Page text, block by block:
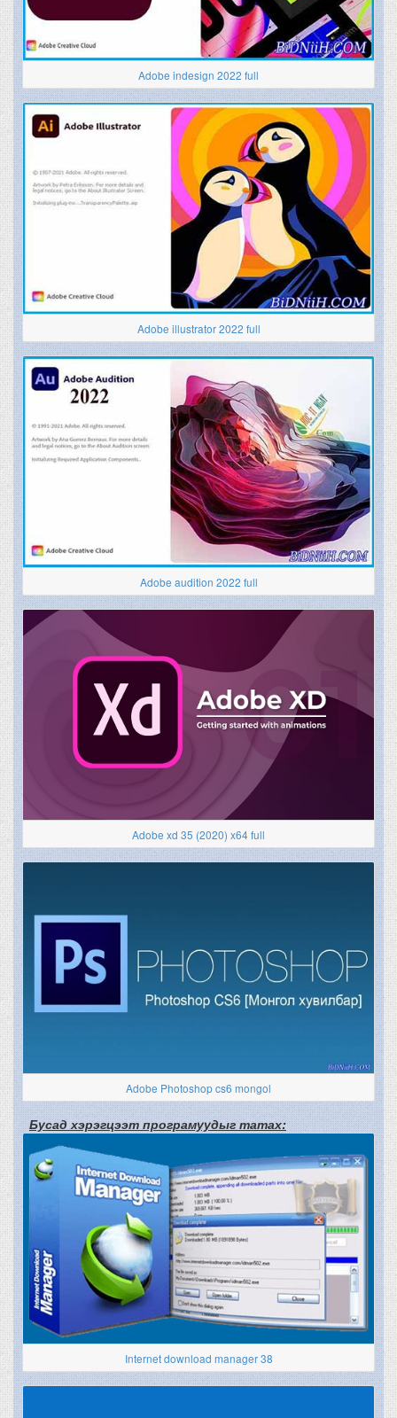
Adobe indesign 2022 full
Adobe illustrator 2022 full
Adobe audition 2022 full
Adobe xd 35 (2020) x64 full
Adobe Photoshop cs6 mongol
Бусад хэрэгцээт програмуудыг татах:
Internet download manager 38